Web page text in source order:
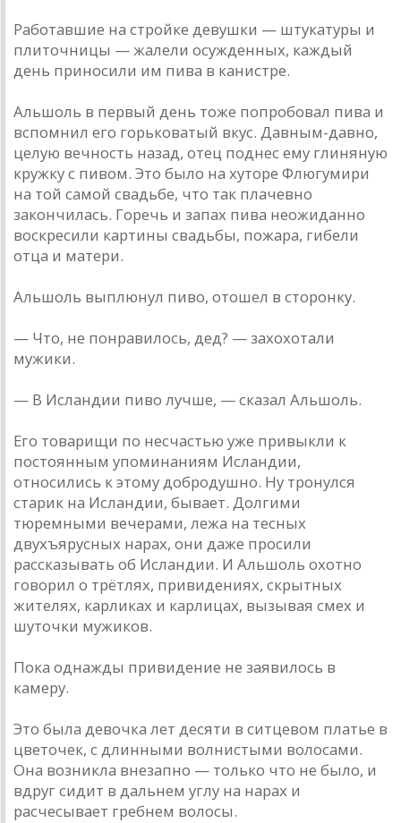
Работавшие на стройке девушки — штукатуры и
плиточницы — жалели осужденных, каждый
день приносили им пива в канистре.
Альшоль в первый день тоже попробовал пива и
вспомнил его горьковатый вкус. Давным-давно,
целую вечность назад, отец поднес ему глиняную
кружку с пивом. Это было на хуторе Флюгумири
на той самой свадьбе, что так плачевно
закончилась. Горечь и запах пива неожиданно
воскресили картины свадьбы, пожара, гибели
отца и матери.
Альшоль выплюнул пиво, отошел в сторонку.
— Что, не понравилось, дед? — захохотали
мужики.
— В Исландии пиво лучше, — сказал Альшоль.
Его товарищи по несчастью уже привыкли к
постоянным упоминаниям Исландии,
относились к этому добродушно. Ну тронулся
старик на Исландии, бывает. Долгими
тюремными вечерами, лежа на тесных
двухъярусных нарах, они даже просили
рассказывать об Исландии. И Альшоль охотно
говорил о трётлях, привидениях, скрытных
жителях, карликах и карлицах, вызывая смех и
шуточки мужиков.
Пока однажды привидение не заявилось в
камеру.
Это была девочка лет десяти в ситцевом платье в
цветочек, с длинными волнистыми волосами.
Она возникла внезапно — только что не было, и
вдруг сидит в дальнем углу на нарах и
расчесывает гребнем волосы.